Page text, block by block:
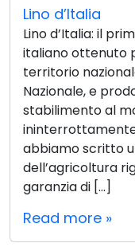
Lino d’Italia
Lino d’Italia: il
italiano ottenuto
territorio
Nazionale, e
stabilimento al
ininterrottamente
abbiamo scritto
dell’agricoltura
garanzia di […]
Read more »